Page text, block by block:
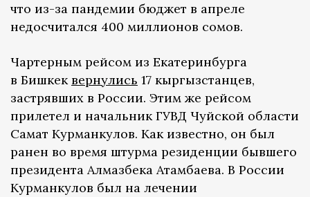
что из-за пандемии бюджет в апреле
недосчитался 400 миллионов сомов.
Чартерным рейсом из Екатеринбурга
в Бишкек вернулись 17 кыргызстанцев,
застрявших в России. Этим же рейсом
прилетел и начальник ГУВД Чуйской области
Самат Курманкулов. Как известно, он был
ранен во время штурма резиденции бывшего
президента Алмазбека Атамбаева. В России
Курманкулов был на лечении